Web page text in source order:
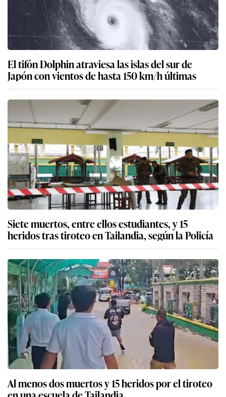
El tifón Dolphin atraviesa las islas del sur de
Japón con vientos de hasta 150 km/h últimas
Siete muertos, entre ellos estudiantes, y 15
heridos tras tiroteo en Tailandia, según la Policía
Al menos dos muertos y 15 heridos por el tiroteo